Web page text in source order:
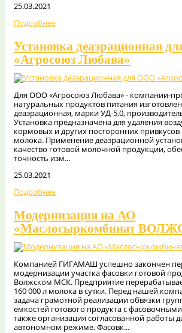
25.03.2021
Подробнее
Установка деаэрационная
«Агросоюз Любава»
Для ООО «Агросоюз Любава» - компании-
натуральных продуктов питания
деаэрационная, марки УД-5,0,
Установка предназначена для удаления
кормовых и других посторонних привкусов
молока. Применение деаэрационной
качество готовой молочной продукции,
точность изм...
25.03.2021
Подробнее
Модернизация на АО
«Маслосыркомбинат
Компанией ГИГАМАШ успешно закончен
модернизации участка фасовки готовой
Волжском МСК. Предприятие
160 000 л молока в сутки. Перед нашей
задача грамотной реализации обвязки
емкостей готового продукта с
также организация согласованной работы
автономном режиме. Фасовк...